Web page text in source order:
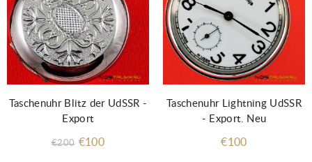
Taschenuhr Blitz der UdSSR -
Export
€200 €100
Taschenuhr Lightning UdSSR
- Export. Neu
€100